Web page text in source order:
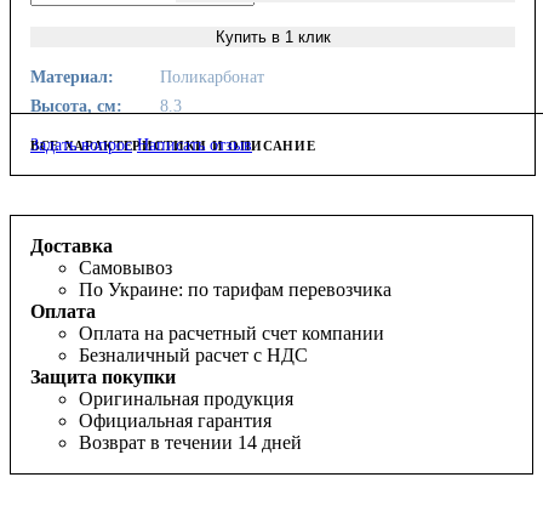
Купить в 1 клик
Материал:
Поликарбонат
Высота, см:
8.3
ВСЕ ХАРАКТЕРИСТИКИ И ОПИСАНИЕ
Задать вопрос Написать отзыв
Доставка
Самовывоз
По Украине: по тарифам перевозчика
Оплата
Оплата на расчетный счет компании
Безналичный расчет с НДС
Защита покупки
Оригинальная продукция
Официальная гарантия
Возврат в течении 14 дней